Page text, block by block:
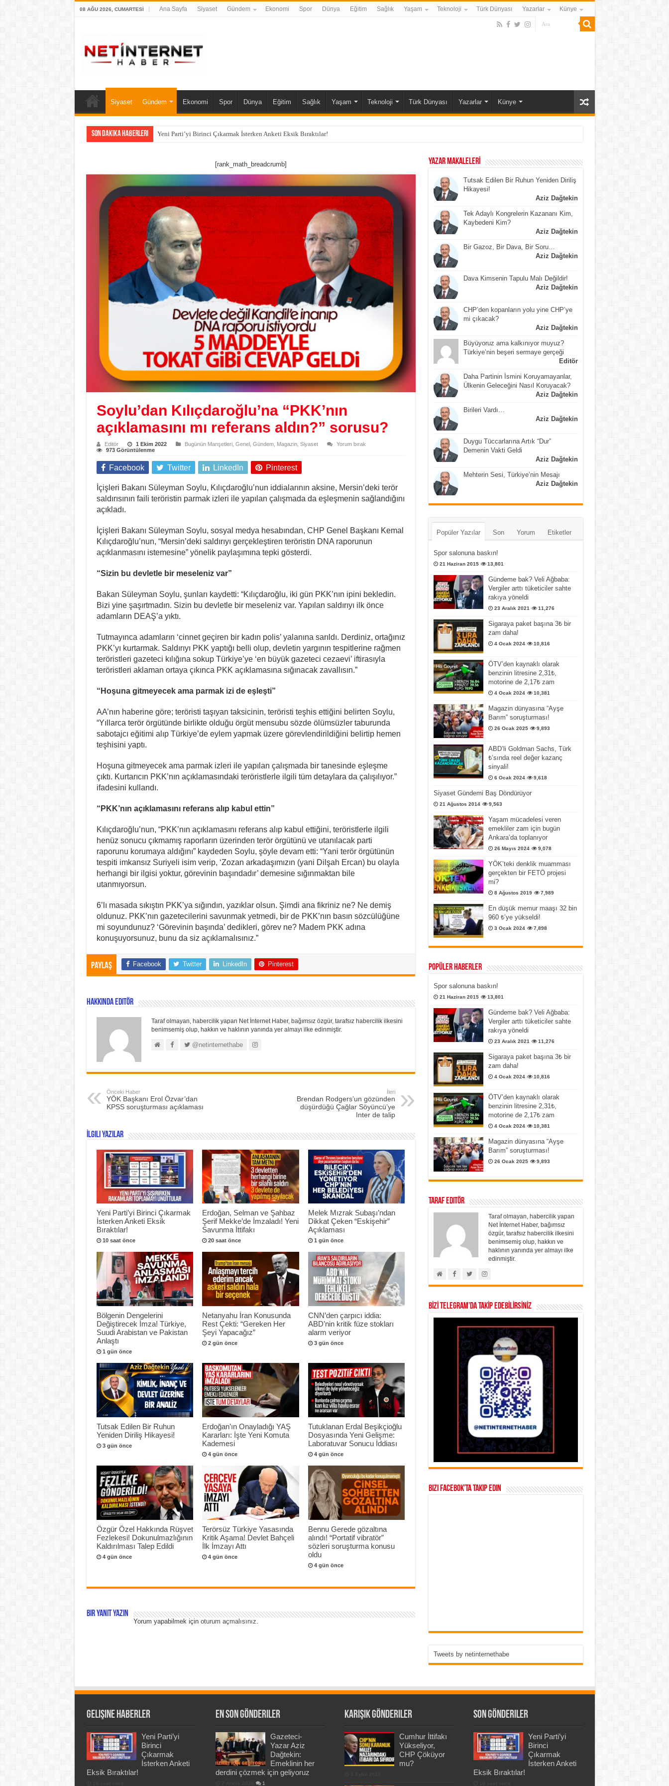
08 AĞU 2026, CUMARTESI Ana Sayfa Siyaset Gündem Ekonomi Spor Dünya Eğitim Sağlık Yaşam Teknoloji Türk Dünyası Yazarlar Künye
Siyaset Gündem Ekonomi Spor Dünya Eğitim Sağlık Yaşam Teknoloji Türk Dünyası Yazarlar Künye
Son Dakika Haberleri Yeni Parti’yi Birinci Çıkarmak İsterken Anketi Eksik Bıraktılar!
[rank_math_breadcrumb]
Soylu’dan Kılıçdaroğlu’na “PKK’nın
açıklamasını mı referans aldın?” sorusu?
Editör 1 Ekim 2022 Bugünün Manşetleri, Genel, Gündem, Magazin, Siyaset
Yorum bırak
973 Görüntülenme
Facebook Twitter LinkedIn Pinterest
İçişleri Bakanı Süleyman Soylu, Kılıçdaroğlu’nun iddialarının aksine, Mersin’deki terör
saldırısının faili teröristin parmak izleri ile yapılan çalışmada da eşleşmenin sağlandığını
açıkladı.
İçişleri Bakanı Süleyman Soylu, sosyal medya hesabından, CHP Genel Başkanı Kemal
Kılıçdaroğlu’nun, “Mersin’deki saldırıyı gerçekleştiren teröristin DNA raporunun
açıklanmasını istemesine” yönelik paylaşımına tepki gösterdi.
“Sizin bu devletle bir meseleniz var”
Bakan Süleyman Soylu, şunları kaydetti: “Kılıçdaroğlu, iki gün PKK’nın ipini bekledin.
Bizi yine şaşırtmadın. Sizin bu devletle bir meseleniz var. Yapılan saldırıyı ilk önce
adamların DEAŞ’a yıktı.
Tutmayınca adamların ‘cinnet geçiren bir kadın polis’ yalanına sarıldı. Derdiniz, ortağınız
PKK’yı kurtarmak. Saldırıyı PKK yaptığı belli olup, devletin yargının tespitlerine rağmen
teröristleri gazeteci kılığına sokup Türkiye’ye ‘en büyük gazeteci cezaevi’ iftirasıyla
teröristleri aklaman ortaya çıkınca PKK açıklamasına sığınacak zavallısın.”
“Hoşuna gitmeyecek ama parmak izi de eşleşti”
AA’nın haberine göre; teröristi taşıyan taksicinin, teröristi teşhis ettiğini belirten Soylu,
“Yıllarca terör örgütünde birlikte olduğu örgüt mensubu sözde ölümsüzler taburunda
sabotajcı eğitimi alıp Türkiye’de eylem yapmak üzere görevlendirildiğini belirtip hemen
teşhisini yaptı.
Hoşuna gitmeyecek ama parmak izleri ile yapılan çalışmada bir tanesinde eşleşme
çıktı. Kurtarıcın PKK’nın açıklamasındaki teröristlerle ilgili tüm detaylara da çalışılıyor.”
ifadesini kullandı.
“PKK’nın açıklamasını referans alıp kabul ettin”
Kılıçdaroğlu’nun, “PKK’nın açıklamasını referans alıp kabul ettiğini, teröristlerle ilgili
henüz sonucu çıkmamış raporların üzerinden terör örgütünü ve utanılacak parti
raporunu korumaya aldığını” kaydeden Soylu, şöyle devam etti: “Yani terör örgütünün
tespiti imkansız Suriyeli isim verip, ‘Zozan arkadaşımızın (yani Dilşah Ercan) bu olayla
herhangi bir ilgisi yoktur, görevinin başındadır’ demesine sığınmaktan bile
utanmıyorsun.
6’lı masada sıkıştın PKK’ya sığındın, yazıklar olsun. Şimdi ana fikriniz ne? Ne demiş
oldunuz. PKK’nın gazetecilerini savunmak yetmedi, bir de PKK’nın basın sözcülüğüne
mi soyundunuz? ‘Görevinin başında’ dedikleri, görev ne? Madem PKK adına
konuşuyorsunuz, bunu da siz açıklamalısınız.”
Paylaş Facebook Twitter LinkedIn Pinterest
Hakkında Editör
Taraf olmayan, habercilik yapan Net İnternet Haber, bağımsız özgür, tarafsız habercilik ilkesini
benimsemiş olup, hakkın ve haklının yanında yer almayı ilke edinmiştir.
@netinternethabe
Önceki Haber
YÖK Başkanı Erol Özvar’dan
KPSS soruşturması açıklaması
İleri
Brendan Rodgers’un gözünden
düşürdüğü Çağlar Söyüncü’ye
Inter de talip
İlgili Yazılar
Yeni Parti’yi Birinci Çıkarmak
İsterken Anketi Eksik
Bıraktılar!
10 saat önce
Erdoğan, Selman ve Şahbaz
Şerif Mekke’de İmzaladı! Yeni
Savunma İttifakı
20 saat önce
Melek Mızrak Subaşı’ndan
Dikkat Çeken “Eskişehir”
Açıklaması
1 gün önce
Bölgenin Dengelerini
Değiştirecek İmza! Türkiye,
Suudi Arabistan ve Pakistan
Anlaştı
1 gün önce
Netanyahu İran Konusunda
Rest Çekti: “Gereken Her
Şeyi Yapacağız”
2 gün önce
CNN’den çarpıcı iddia:
ABD’nin kritik füze stokları
alarm veriyor
3 gün önce
Tutsak Edilen Bir Ruhun
Yeniden Diriliş Hikayesi!
3 gün önce
Erdoğan’ın Onayladığı YAŞ
Kararları: İşte Yeni Komuta
Kademesi
4 gün önce
Tutuklanan Erdal Beşikçioğlu
Dosyasında Yeni Gelişme:
Laboratuvar Sonucu İddiası
4 gün önce
Özgür Özel Hakkında Rüşvet
Fezlekesi! Dokunulmazlığının
Kaldırılması Talep Edildi
4 gün önce
Terörsüz Türkiye Yasasında
Kritik Aşama! Devlet Bahçeli
İlk İmzayı Attı
4 gün önce
Bennu Gerede gözaltına
alındı! “Portatif vibratör”
sözleri soruşturma konusu
oldu
4 gün önce
Bir yanıt yazın
Yorum yapabilmek için oturum açmalısınız
YAZAR MAKALELERİ
Tutsak Edilen Bir Ruhun Yeniden Diriliş
Hikayesi!
Aziz Dağtekin
Tek Adaylı Kongrelerin Kazananı Kim,
Kaybedeni Kim?
Aziz Dağtekin
Bir Gazoz, Bir Dava, Bir Soru…
Aziz Dağtekin
Dava Kimsenin Tapulu Malı Değildir!
Aziz Dağtekin
CHP’den kopanların yolu yine CHP’ye
mi çıkacak?
Aziz Dağtekin
Büyüyoruz ama kalkınıyor muyuz?
Türkiye’nin beşeri sermaye gerçeği
Editör
Daha Partinin İsmini Koruyamayanlar,
Ülkenin Geleceğini Nasıl Koruyacak?
Aziz Dağtekin
Birileri Vardı…
Aziz Dağtekin
Duygu Tüccarlarına Artık “Dur”
Demenin Vakti Geldi
Aziz Dağtekin
Mehterin Sesi, Türkiye’nin Mesajı
Aziz Dağtekin
Popüler Yazılar Son Yorum Etiketler
Spor salonuna baskın!
21 Haziran 2015 13,801
Gündeme bak? Veli Ağbaba:
Vergiler arttı tüketiciler sahte
rakıya yöneldi
23 Aralık 2021 11,276
Sigaraya paket başına 3₺ bir
zam daha!
4 Ocak 2024 10,816
ÖTV’den kaynaklı olarak
benzinin litresine 2,31₺,
motorine de 2,17₺ zam
4 Ocak 2024 10,381
Magazin dünyasına “Ayşe
Barım” soruşturması!
26 Ocak 2025 9,893
ABD’li Goldman Sachs, Türk
₺’sında reel değer kazanç
sinyali!
6 Ocak 2024 9,618
Siyaset Gündemi Baş Döndürüyor
21 Ağustos 2014 9,563
Yaşam mücadelesi veren
emekliler zam için bugün
Ankara’da toplanıyor
26 Mayıs 2024 9,078
YÖK’teki denklik muamması
gerçekten bir FETÖ projesi
mi?
8 Ağustos 2019 7,989
En düşük memur maaşı 32 bin
960 ₺’ye yükseldi!
3 Ocak 2024 7,898
Popüler Haberler
Spor salonuna baskın!
21 Haziran 2015 13,801
Gündeme bak? Veli Ağbaba:
Vergiler arttı tüketiciler sahte
rakıya yöneldi
23 Aralık 2021 11,276
Sigaraya paket başına 3₺ bir
zam daha!
4 Ocak 2024 10,816
ÖTV’den kaynaklı olarak
benzinin litresine 2,31₺,
motorine de 2,17₺ zam
4 Ocak 2024 10,381
Magazin dünyasına “Ayşe
Barım” soruşturması!
26 Ocak 2025 9,893
Taraf Editör
Taraf olmayan, habercilik yapan
Net İnternet Haber, bağımsız
özgür, tarafsız habercilik ilkesini
benimsemiş olup, hakkın ve
haklının yanında yer almayı ilke
edinmiştir.
BİZİ TELEGRAM’DA TAKİP EDEBİLİRSİNİZ
Bizi Facebok’ta takip edin
Tweets by netinternethabe
Gelişine Haberler
Yeni Parti’yi
Birinci
Çıkarmak
İsterken Anketi
Eksik Bıraktılar!
En Son Gönderiler
Gazeteci-
Yazar Aziz
Dağtekin:
Emeklinin her
derdini çözmek için geliyoruz
1
Karışık Gönderiler
Cumhur İttifakı
Yükseliyor,
CHP Çöküyor
mu?
Son Gönderiler
Yeni Parti’yi
Birinci
Çıkarmak
İsterken Anketi
Eksik Bıraktılar!